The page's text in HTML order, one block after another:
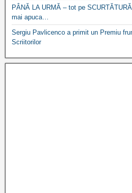
PÂNĂ LA URMĂ – tot pe
mai apuca…
Sergiu Pavlicenco a primit un Premiu
Scriitorilor